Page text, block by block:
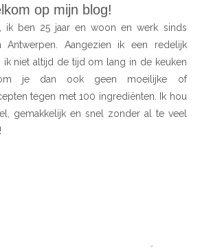
op mijn blog!
ik ben 25 jaar en woon en werk sinds
Antwerpen. Aangezien ik een redelijk
niet altijd de tijd om lang in de keuken
je dan ook geen moeilijke of
tegen met 100 ingrediënten. Ik hou
gemakkelijk en snel zonder al te veel